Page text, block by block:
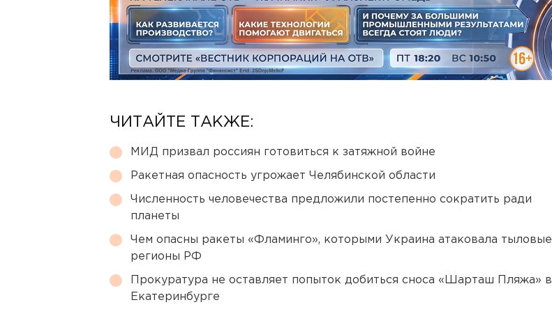
ЧИТАЙТЕ ТАКЖЕ:
МИД призвал россиян готовиться к затяжной войне
Ракетная опасность угрожает Челябинской области
Численность человечества предложили постепенно сократить ради
планеты
Чем опасны ракеты «Фламинго», которыми Украина атаковала тыловые
регионы РФ
Прокуратура не оставляет попыток добиться сноса «Шарташ Пляжа» в
Екатеринбурге